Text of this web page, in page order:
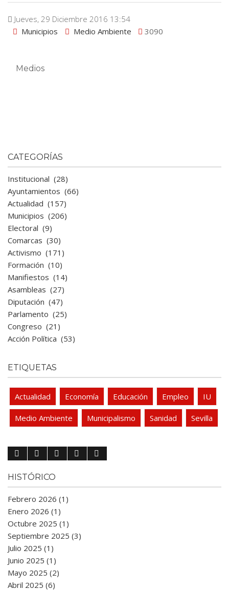
Jueves, 29 Diciembre 2016 13:54
Municipios
Medio Ambiente 3090
Medios
CATEGORÍAS
Institucional (28)
Ayuntamientos (66)
Actualidad (157)
Municipios (206)
Electoral (9)
Comarcas (30)
Activismo (171)
Formación (10)
Manifiestos (14)
Asambleas (27)
Diputación (47)
Parlamento (25)
Congreso (21)
Acción Política (53)
ETIQUETAS
Actualidad Economía Educación Empleo IU
Medio Ambiente Municipalismo Sanidad Sevilla
HISTÓRICO
Febrero 2026 (1)
Enero 2026 (1)
Octubre 2025 (1)
Septiembre 2025 (3)
Julio 2025 (1)
Junio 2025 (1)
Mayo 2025 (2)
Abril 2025 (6)